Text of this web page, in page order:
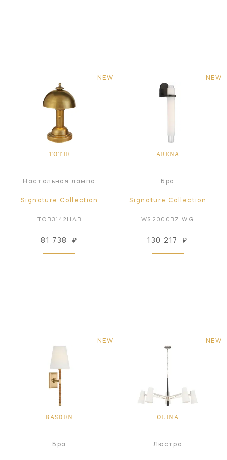
NEW
TOTIE
Настольная лампа
Signature Collection
TOB3142HAB
81 738 ₽
NEW
ARENA
Бра
Signature Collection
WS2000BZ-WG
130 217 ₽
NEW
BASDEN
Бра
NEW
OLINA
Люстра